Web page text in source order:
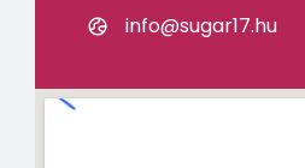
info@sugar17.hu